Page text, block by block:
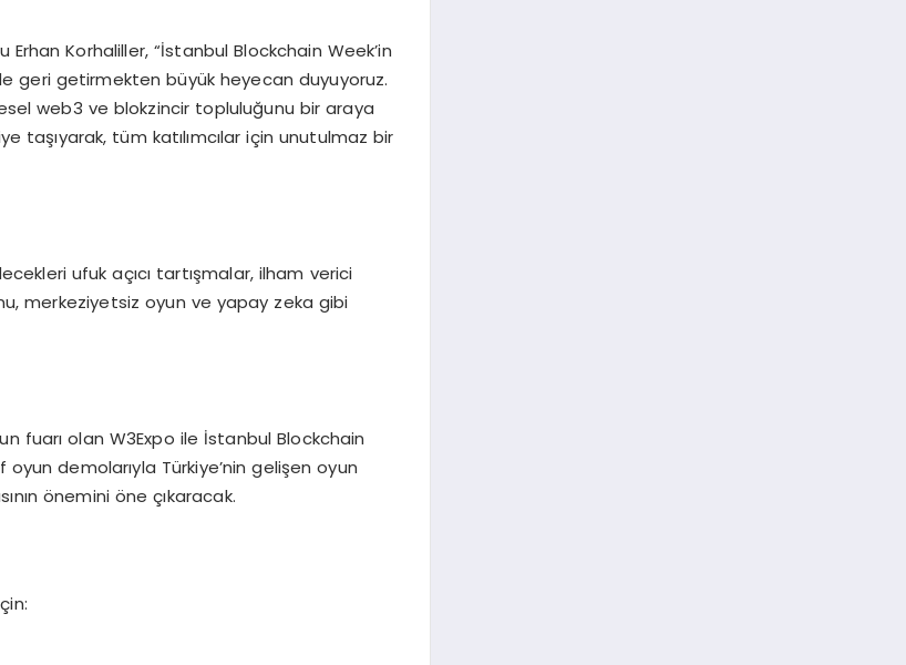
Erhan Korhaliller, “İstanbul Blockchain Week’in
geri getirmekten büyük heyecan duyuyoruz.
web3 ve blokzincir topluluğunu bir araya
taşıyarak, tüm katılımcılar için unutulmaz bir
ufuk açıcı tartışmalar, ilham verici
merkeziyetsiz oyun ve yapay zeka gibi
fuarı olan W3Expo ile İstanbul Blockchain
demolarıyla Türkiye’nin gelişen oyun
önemini öne çıkaracak.